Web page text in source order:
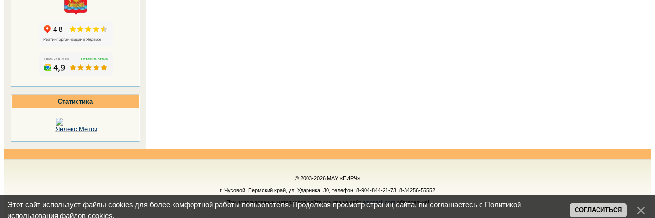
Статистика
© 2003-2026 МАУ «ПИРЧ»
г. Чусовой, Пермский край, ул. Ударника, 30, телефон: 8-904-844-21-73, 8-34256-55552
При использовании материалов сайта ссылка на сайтetnopark.comобязательна!
Этот сайт использует файлы cookies для более комфортной работы пользователя. Продолжая просмотр страниц сайта, вы соглашаетесь с Политикой
использования файлов cookies.
СОГЛАСИТЬСЯ